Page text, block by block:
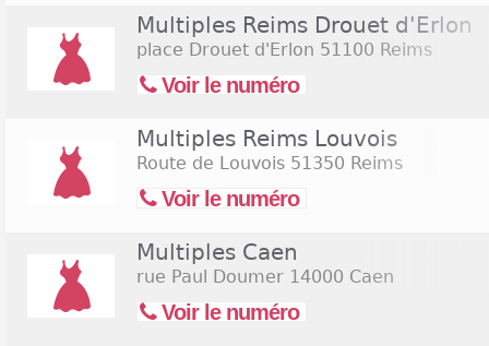
Multiples Reims Drouet d'Erlon
place Drouet d'Erlon 51100 Reims
Voir le numéro
Multiples Reims Louvois
Route de Louvois 51350 Reims
Voir le numéro
Multiples Caen
rue Paul Doumer 14000 Caen
Voir le numéro